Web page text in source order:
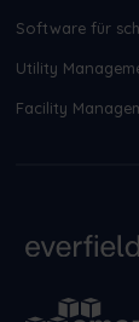
Software für
Utility
Facility